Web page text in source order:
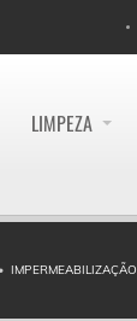
LIMPEZA
IMPERMEABILIZAÇÃO